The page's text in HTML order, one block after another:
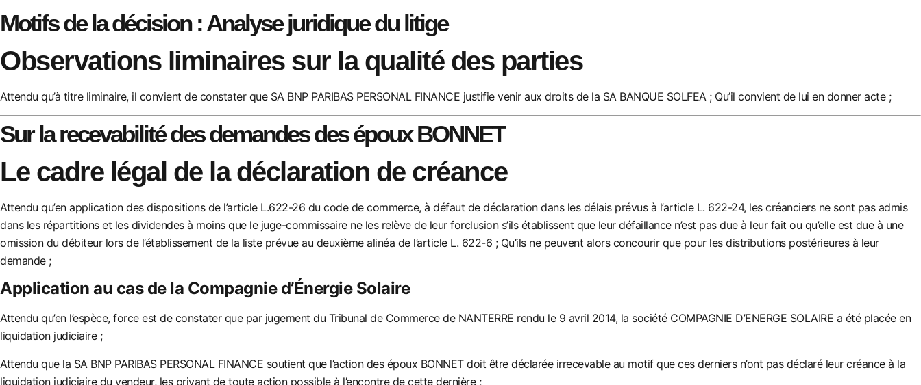
Motifs de la décision : Analyse juridique du litige
Observations liminaires sur la qualité des parties
Attendu qu’à titre liminaire, il convient de constater que SA BNP PARIBAS PERSONAL FINANCE justifie venir aux droits de la SA BANQUE SOLFEA ; Qu’il convient de lui en donner acte ;
Sur la recevabilité des demandes des époux BONNET
Le cadre légal de la déclaration de créance
Attendu qu’en application des dispositions de l’article L.622-26 du code de commerce, à défaut de déclaration dans les délais prévus à l’article L. 622-24, les créanciers ne sont pas admis
dans les répartitions et les dividendes à moins que le juge-commissaire ne les relève de leur forclusion s’ils établissent que leur défaillance n’est pas due à leur fait ou qu’elle est due à une
omission du débiteur lors de l’établissement de la liste prévue au deuxième alinéa de l’article L. 622-6 ; Qu’ils ne peuvent alors concourir que pour les distributions postérieures à leur
demande ;
Application au cas de la Compagnie d’Énergie Solaire
Attendu qu’en l’espèce, force est de constater que par jugement du Tribunal de Commerce de NANTERRE rendu le 9 avril 2014, la société COMPAGNIE D’ENERGE SOLAIRE a été placée en
liquidation judiciaire ;
Attendu que la SA BNP PARIBAS PERSONAL FINANCE soutient que l’action des époux BONNET doit être déclarée irrecevable au motif que ces derniers n’ont pas déclaré leur créance à la
liquidation judiciaire du vendeur, les privant de toute action possible à l’encontre de cette dernière ;